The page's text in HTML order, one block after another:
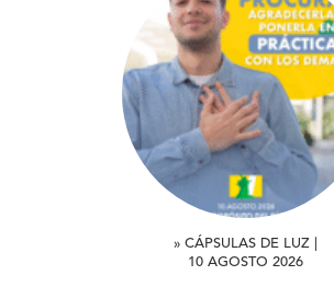
» CÁPSULAS DE LUZ |
10 AGOSTO 2026